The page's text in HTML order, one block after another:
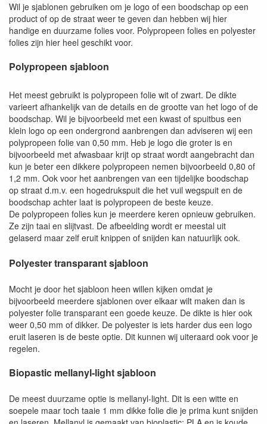
Wil je sjablonen gebruiken om je logo of een boodschap op een
product of op de straat weer te geven dan hebben wij hier
handige en duurzame folies voor. Polypropeen folies en polyester
folies zijn hier heel geschikt voor.
Polypropeen sjabloon
Het meest gebruikt is polypropeen folie wit of zwart. De dikte
varieert afhankelijk van de details en de grootte van het logo of de
boodschap. Wil je bijvoorbeeld met een kwast of spuitbus een
klein logo op een ondergrond aanbrengen dan adviseren wij een
polypropeen folie van 0,50 mm. Heb je logo die groter is en
bijvoorbeeld met afwasbaar krijt op straat wordt aangebracht dan
kun je beter een dikkere polypropeen nemen bijvoorbeeld 0,80 of
1,2 mm. Ook voor het aanbrengen van een tijdelijke boodschap
op straat d.m.v. een hogedrukspuit die het vuil wegspuit en de
boodschap achter laat is polypropeen de beste keuze.
De polypropeen folies kun je meerdere keren opnieuw gebruiken.
Ze zijn taai en slijtvast. De afbeelding wordt er meestal uit
gelaserd maar zelf eruit knippen of snijden kan natuurlijk ook.
Polyester transparant sjabloon
Mocht je door het sjabloon heen willen kijken omdat je
bijvoorbeeld meerdere sjablonen over elkaar wilt maken dan is
polyester folie transparant een goede keuze. De dikte is hier ook
weer 0,50 mm of dikker. De polyester is iets harder dus een logo
eruit laseren is de beste optie. Dit kunnen wij uiteraard ook voor je
regelen.
Biopastic mellanyl-light sjabloon
De meest duurzame optie is mellanyl-light. Dit is een witte en
soepele maar toch taaie 1 mm dikke folie die je prima kunt snijden